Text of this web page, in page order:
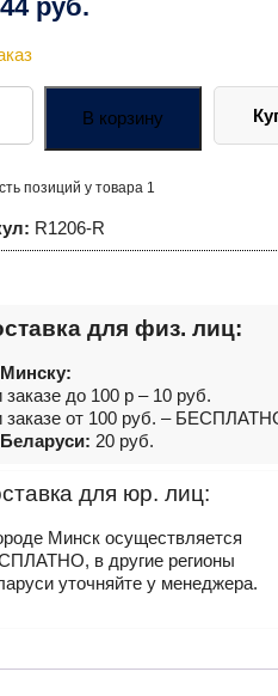
руб.
В корзину
позиций у товара 1
R1206-R
для физ. лиц:
заказе до 100 р – 10 руб.
заказе от 100 руб. –
20 руб.
для юр. лиц:
Минск осуществляется
в другие регионы
уточняйте у менеджера.